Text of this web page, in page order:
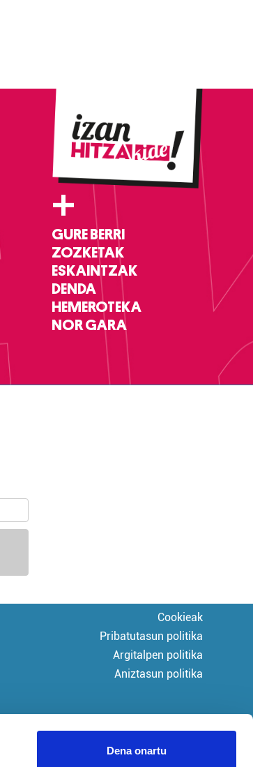
Dena onartu
+
GURE BERRI
ZOZKETAK
ESKAINTZAK
DENDA
HEMEROTEKA
NOR GARA
Cookieak
Pribatutasun politika
Argitalpen politika
Aniztasun politika